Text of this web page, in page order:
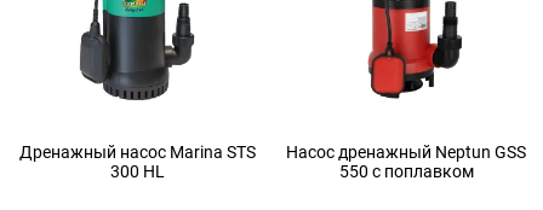
Дренажный насос Marina STS
300 HL
Насос дренажный Neptun GSS
550 с поплавком